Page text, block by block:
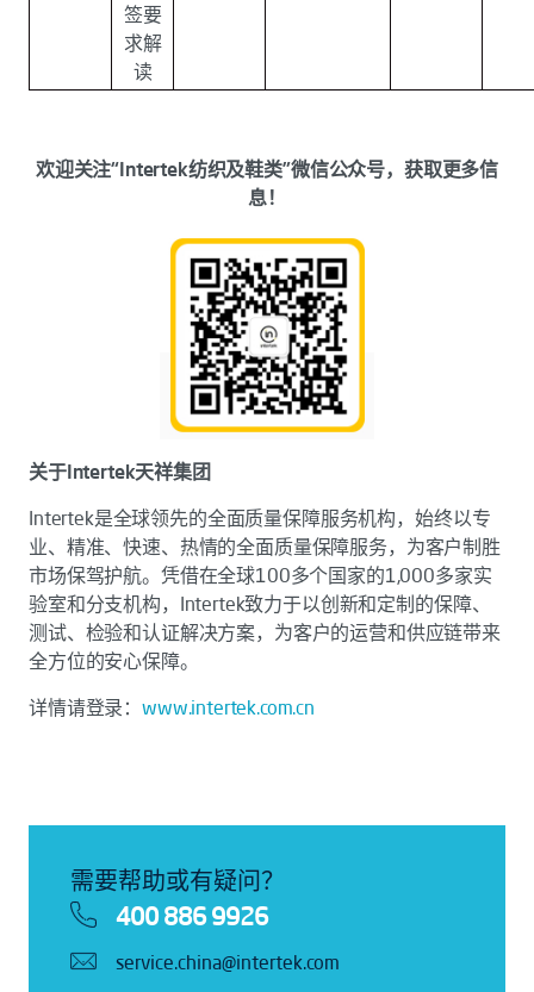
签要
求解
读
欢迎关注“Intertek纺织及鞋类”微信公众号，获取更多信
息！
关于Intertek天祥集团
Intertek是全球领先的全面质量保障服务机构，始终以专
业、精准、快速、热情的全面质量保障服务，为客户制胜
市场保驾护航。凭借在全球100多个国家的1,000多家实
验室和分支机构，Intertek致力于以创新和定制的保障、
测试、检验和认证解决方案，为客户的运营和供应链带来
全方位的安心保障。
详情请登录：www.intertek.com.cn
需要帮助或有疑问？
400 886 9926
service.china@intertek.com